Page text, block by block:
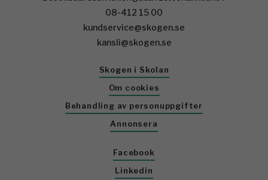
08-412 15 00
kundservice@skogen.se
kansli@skogen.se
Skogen i Skolan
Om cookies
Behandling av personuppgifter
Annonsera
Facebook
Linkedin